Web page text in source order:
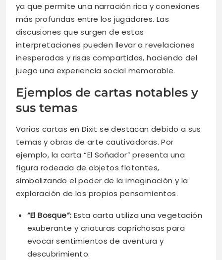
ya que permite una narración rica y conexiones
más profundas entre los jugadores. Las
discusiones que surgen de estas
interpretaciones pueden llevar a revelaciones
inesperadas y risas compartidas, haciendo del
juego una experiencia social memorable.
Ejemplos de cartas notables y
sus temas
Varias cartas en Dixit se destacan debido a sus
temas y obras de arte cautivadoras. Por
ejemplo, la carta “El Soñador” presenta una
figura rodeada de objetos flotantes,
simbolizando el poder de la imaginación y la
exploración de los propios pensamientos.
“El Bosque”: Esta carta utiliza una vegetación
exuberante y criaturas caprichosas para
evocar sentimientos de aventura y
descubrimiento.